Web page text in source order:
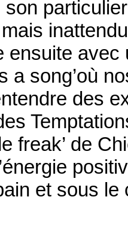
ensuite
a song’où
des
freak’ de
et sous le